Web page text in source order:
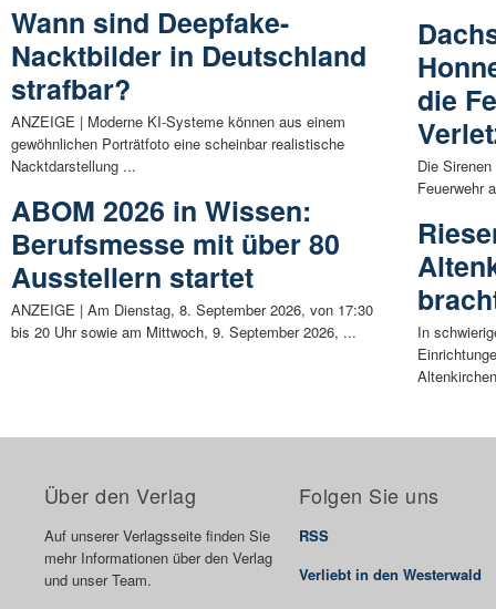
Wann sind Deepfake-
Nacktbilder in Deutschland
strafbar?
ANZEIGE | Moderne KI-Systeme können aus einem
gewöhnlichen Porträtfoto eine scheinbar realistische
Nacktdarstellung ...
ABOM 2026 in Wissen:
Berufsmesse mit über 80
Ausstellern startet
ANZEIGE | Am Dienstag, 8. September 2026, von 17:30
bis 20 Uhr sowie am Mittwoch, 9. September 2026, ...
die
Die
Feuerwehr
In
Über den Verlag
Auf unserer Verlagsseite finden Sie
mehr Informationen über den Verlag
und unser Team.
Folgen Sie uns
RSS
Verliebt in den Westerwald